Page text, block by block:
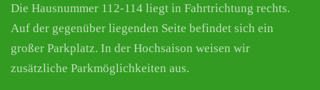
Die Hausnummer 112-114 liegt in Fahrtrichtung rechts.
Auf der gegenüber liegenden Seite befindet sich ein
großer Parkplatz. In der Hochsaison weisen wir
zusätzliche Parkmöglichkeiten aus.